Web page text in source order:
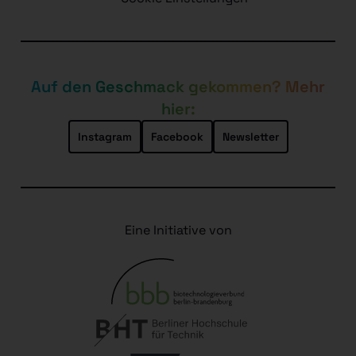
Auf den Geschmack gekommen? Mehr
hier:
Instagram Facebook Newsletter
Eine Initiative von